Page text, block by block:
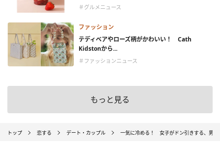
＃グルメニュース
ファッション
テディベアやローズ柄がかわいい！ Cath
Kidstonから...
＃ファッションニュース
もっと見る
トップ 恋する デート・カップル 一気に冷める！ 女子がドン引きする、男性